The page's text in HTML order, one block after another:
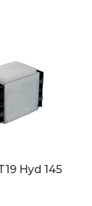
Hyd 145